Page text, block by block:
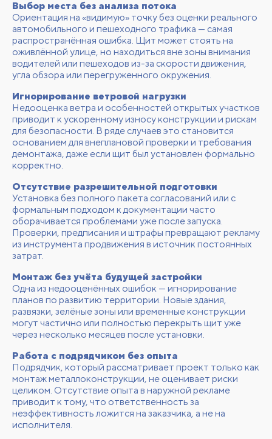
Выбор места без анализа потока
Ориентация на «видимую» точку без оценки реального
автомобильного и пешеходного трафика — самая
распространённая ошибка. Щит может стоять на
оживлённой улице, но находиться вне зоны внимания
водителей или пешеходов из-за скорости движения,
угла обзора или перегруженного окружения.
Игнорирование ветровой нагрузки
Недооценка ветра и особенностей открытых участков
приводит к ускоренному износу конструкции и рискам
для безопасности. В ряде случаев это становится
основанием для внеплановой проверки и требования
демонтажа, даже если щит был установлен формально
корректно.
Отсутствие разрешительной подготовки
Установка без полного пакета согласований или с
формальным подходом к документации часто
оборачивается проблемами уже после запуска.
Проверки, предписания и штрафы превращают рекламу
из инструмента продвижения в источник постоянных
затрат.
Монтаж без учёта будущей застройки
Одна из недооценённых ошибок — игнорирование
планов по развитию территории. Новые здания,
развязки, зелёные зоны или временные конструкции
могут частично или полностью перекрыть щит уже
через несколько месяцев после установки.
Работа с подрядчиком без опыта
Подрядчик, который рассматривает проект только как
монтаж металлоконструкции, не оценивает риски
целиком. Отсутствие опыта в наружной рекламе
приводит к тому, что ответственность за
неэффективность ложится на заказчика, а не на
исполнителя.